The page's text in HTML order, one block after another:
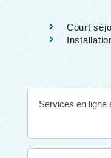
Court
Services en ligne